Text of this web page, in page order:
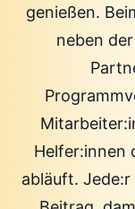
genießen.
neben
Helfer:innen
abläuft.